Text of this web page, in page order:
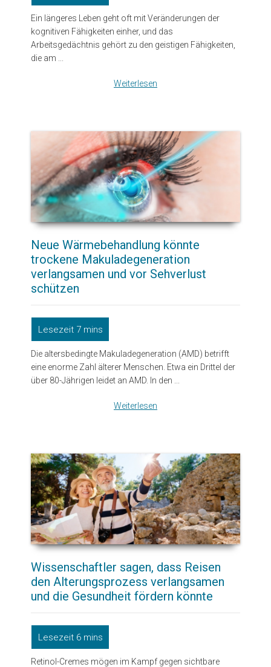
Ein längeres Leben geht oft mit Veränderungen der
kognitiven Fähigkeiten einher, und das
Arbeitsgedächtnis gehört zu den geistigen Fähigkeiten,
die am ...
Weiterlesen
Neue Wärmebehandlung könnte
trockene Makuladegeneration
verlangsamen und vor Sehverlust
schützen
Die altersbedingte Makuladegeneration (AMD) betrifft
eine enorme Zahl älterer Menschen. Etwa ein Drittel der
über 80-Jährigen leidet an AMD. In den ...
Weiterlesen
Wissenschaftler sagen, dass Reisen
den Alterungsprozess verlangsamen
und die Gesundheit fördern könnte
Retinol-Cremes mögen im Kampf gegen sichtbare